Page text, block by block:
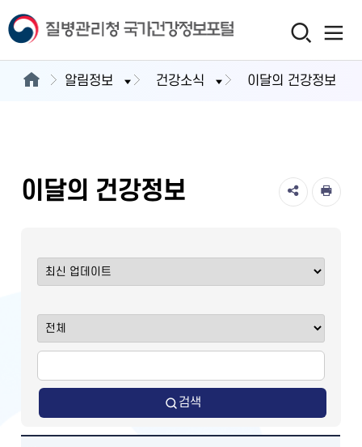
알림정보 건강소식 이달의 건강정보
이달의 건강정보
검색